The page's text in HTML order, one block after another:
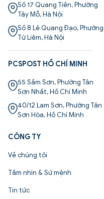
Số 17 Quang Tiến, Phường
Tây Mỗ, Hà Nội
Số 8 Lê Quang Đạo, Phường
Từ Liêm, Hà Nội
PCSPOST HỒ CHÍ MINH
55 Sầm Sơn, Phường Tân
Sơn Nhất, Hồ Chí Minh
40/12 Lam Sơn, Phường Tân
Sơn Hòa, Hồ Chí Minh
CÔNG TY
Về chúng tôi
Tầm nhìn & Sứ mệnh
Tin tức